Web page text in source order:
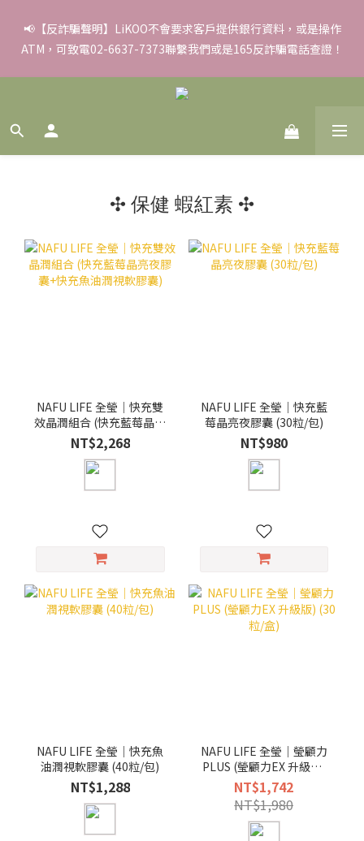
✨滿額好禮 ➊滿９９９贈▸彈力保濕面膜/盒 ➋滿１８８８贈▸蒸氣
熱敷眼罩/盒 ❸滿３３８８贈▸積雪草柔敏舒緩水凝霜EX/瓶
📢【反詐騙聲明】LiKOO不會要求客戶提供銀行資料，或是操作
ATM，可致電02-6637-7373聯繫我們或是165反詐騙電話查證！
✨滿額好禮 ➊滿９９９贈▸彈力保濕面膜/盒 ➋滿１８８８贈▸蒸氣
熱敷眼罩/盒 ❸滿３３８８贈▸積雪草柔敏舒緩水凝霜EX/瓶
✣ 保健 蝦紅素 ✣
NAFU LIFE 全瑩｜快充雙
效晶潤組合 (快充藍莓晶亮
夜膠囊+快充魚油潤視軟膠
囊)
NT$2,268
NAFU LIFE 全瑩｜快充藍
莓晶亮夜膠囊 (30粒/包)
NT$980
NAFU LIFE 全瑩｜快充魚
油潤視軟膠囊 (40粒/包)
NT$1,288
NAFU LIFE 全瑩｜瑩顧力
PLUS (瑩顧力EX 升級版)
(30粒/盒)
NT$1,742
NT$1,980